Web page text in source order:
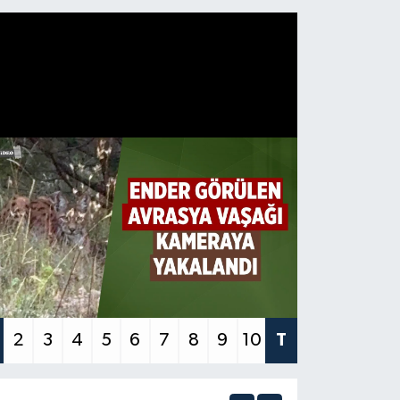
2 3 4 5 6 7 8 9 10 T